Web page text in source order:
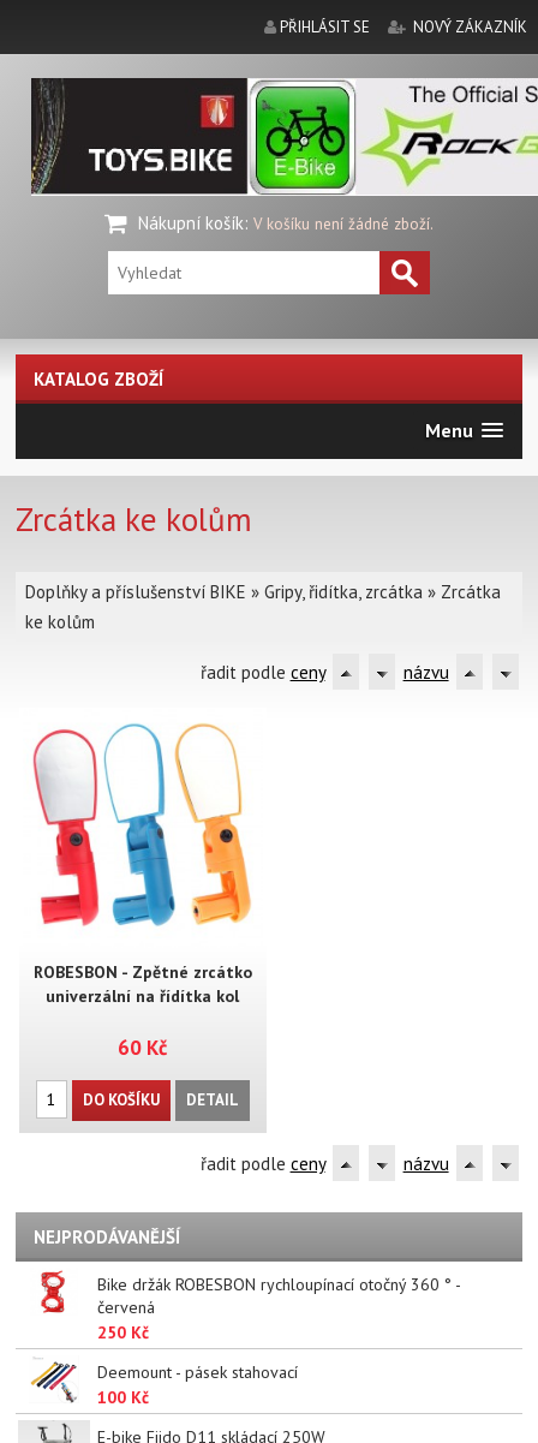
PŘIHLÁSIT SE NOVÝ ZÁKAZNÍK
Nákupní košík: V košíku není žádné zboží.
KATALOG ZBOŽÍ
Menu
Zrcátka ke kolům
Doplňky a příslušenství BIKE »Gripy, řidítka, zrcátka » Zrcátka
ke kolům
řadit podle ceny názvu
ROBESBON - Zpětné zrcátko
univerzální na řídítka kol
60 Kč
DO KOŠÍKU DETAIL
řadit podle ceny názvu
NEJPRODÁVANĚJŠÍ
Bike držák ROBESBON rychloupínací otočný 360 ° -
červená
250 Kč
Deemount - pásek stahovací
100 Kč
E-bike Fiido D11 skládací 250W